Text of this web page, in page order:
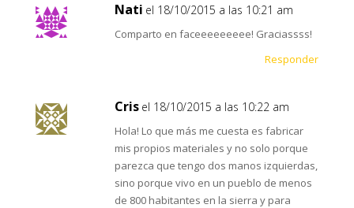
Nati el 18/10/2015 a las 10:21 am
Comparto en faceeeeeeeee! Graciassss!
Responder
Cris el 18/10/2015 a las 10:22 am
Hola! Lo que más me cuesta es fabricar
mis propios materiales y no solo porque
parezca que tengo dos manos izquierdas,
sino porque vivo en un pueblo de menos
de 800 habitantes en la sierra y para